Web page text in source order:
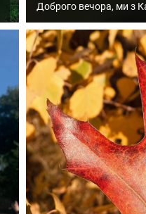
Доброго вечора, ми з